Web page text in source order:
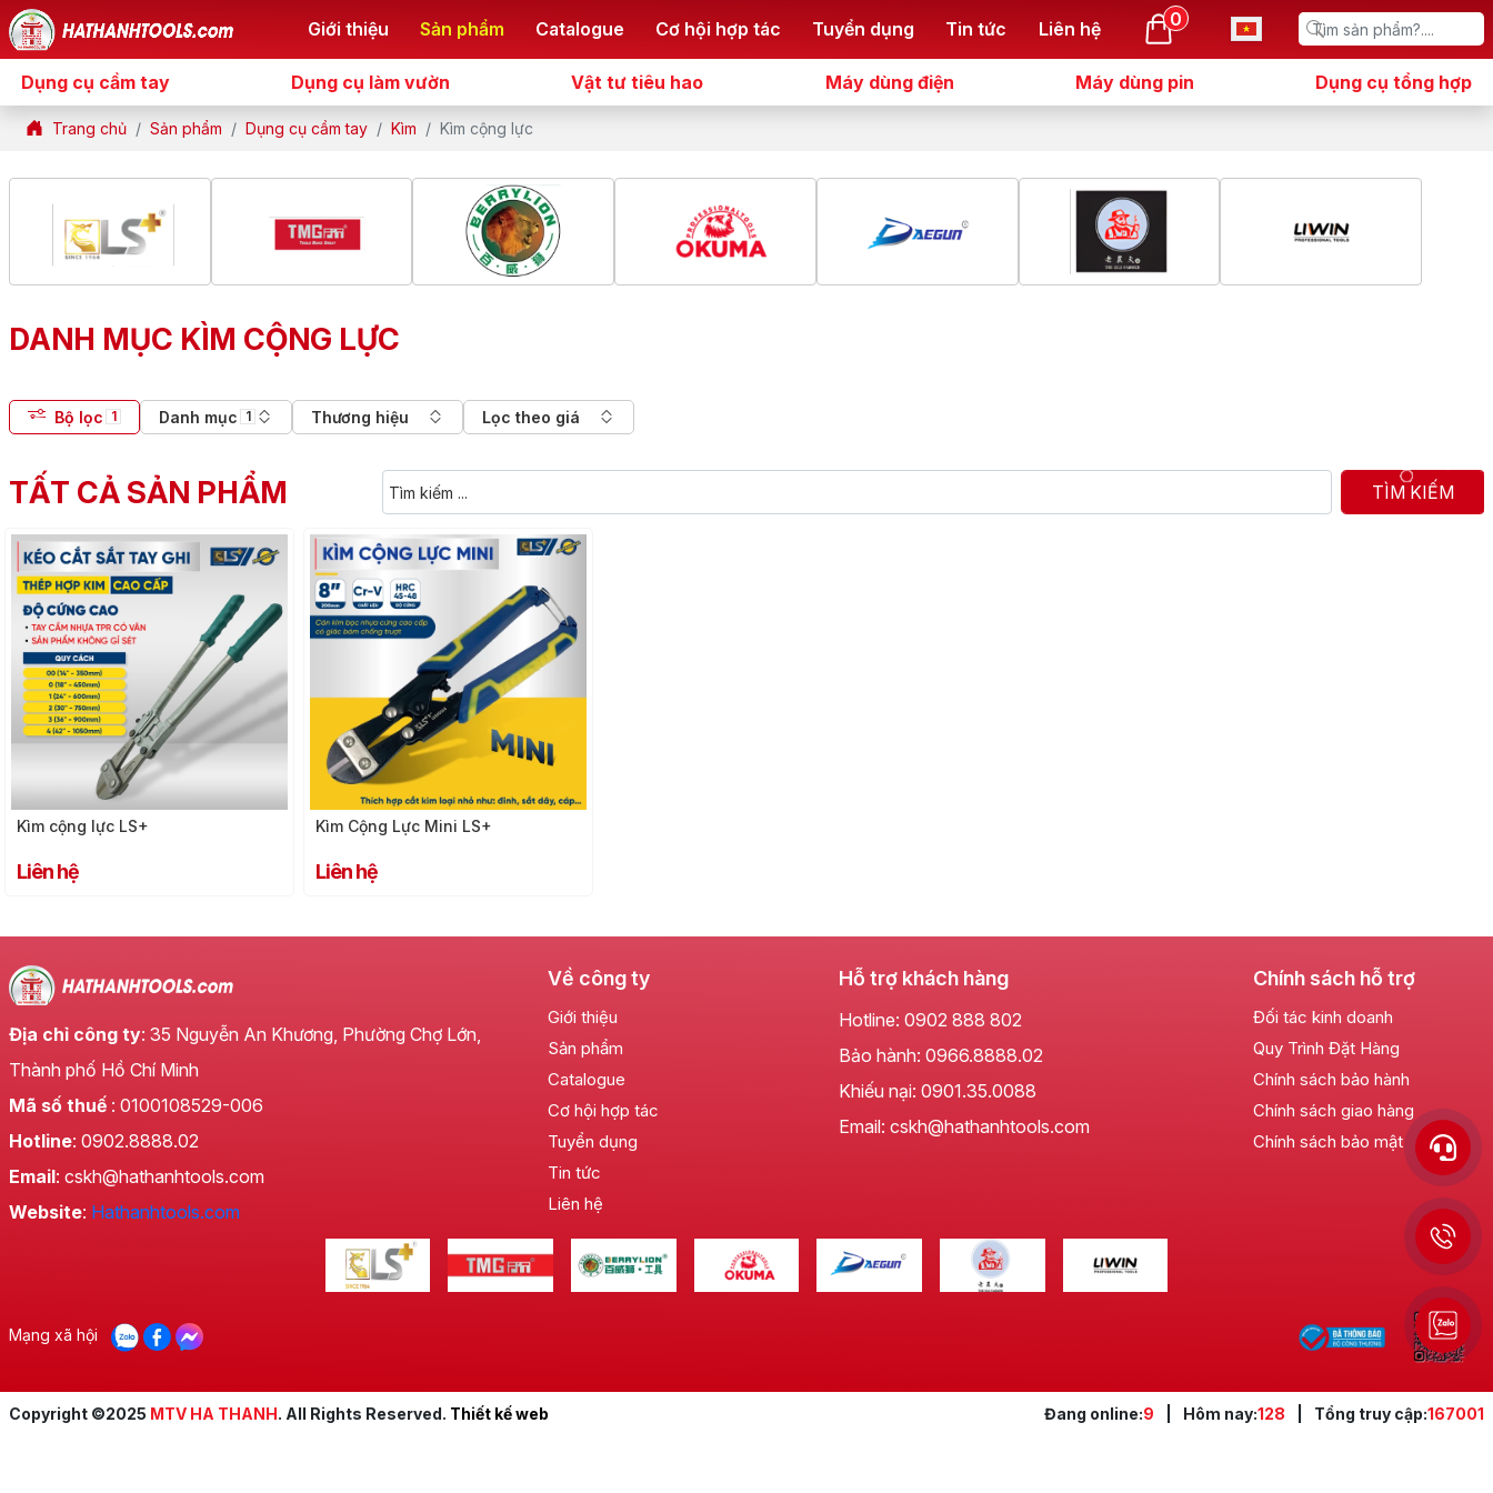
Giới thiệu Sản phẩm Catalogue Cơ hội hợp tác Tuyển dụng Tin tức Liên hệ 0
Dụng cụ cầm tay Dụng cụ làm vườn Vật tư tiêu hao Máy dùng điện Máy dùng pin Dụng cụ tổng hợp
Trang chủ Sản phẩm Dụng cụ cầm tay Kìm Kìm cộng lực
DANH MỤC KÌM CỘNG LỰC
Bộ lọc 1 Danh mục 1 Thương hiệu Lọc theo giá
TẤT CẢ SẢN PHẨM TÌM KIẾM
Kìm cộng lực LS+
Liên hệ
Kìm Cộng Lực Mini LS+
Liên hệ
Địa chỉ công ty: 35 Nguyễn An Khương, Phường Chợ Lớn,
Thành phố Hồ Chí Minh
Mã số thuế : 0100108529-006
Hotline: 0902.8888.02
Email: cskh@hathanhtools.com
Website: Hathanhtools.com
Về công ty
Giới thiệu
Sản phẩm
Catalogue
Cơ hội hợp tác
Tuyển dụng
Tin tức
Liên hệ
Hỗ trợ khách hàng
Hotline: 0902 888 802
Bảo hành: 0966.8888.02
Khiếu nại: 0901.35.0088
Email: cskh@hathanhtools.com
Chính sách hỗ trợ
Đối tác kinh doanh
Quy Trình Đặt Hàng
Chính sách bảo hành
Chính sách giao hàng
Chính sách bảo mật
Mạng xã hội
Copyright ©2025 MTV HA THANH. All Rights Reserved. Thiết kế web Đang online:9 Hôm nay:128 Tổng truy cập:167001